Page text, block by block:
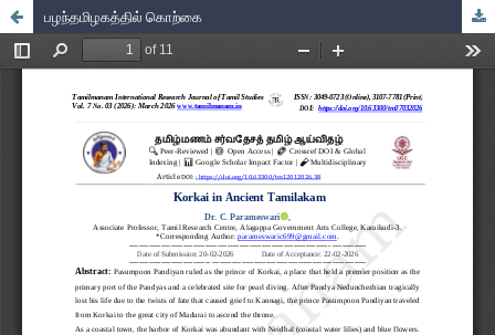
பழந்தமிழகத்தில் கொற்கை